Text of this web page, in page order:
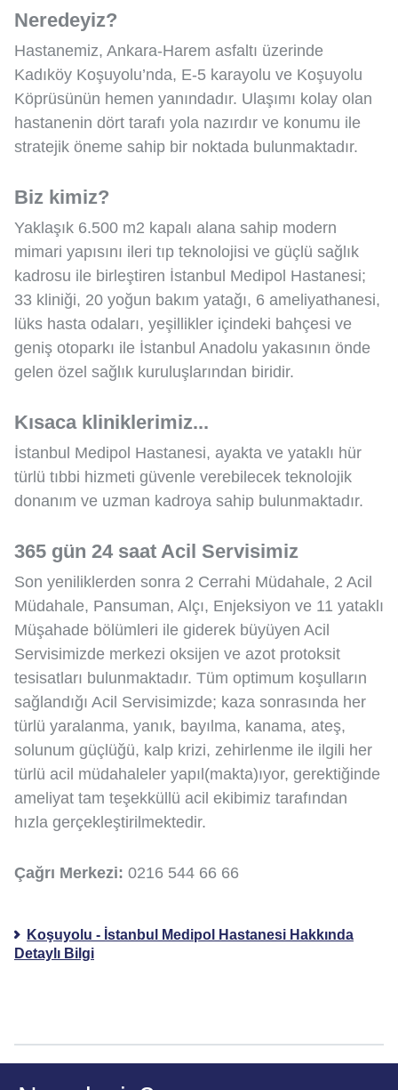
Neredeyiz?
Hastanemiz, Ankara-Harem asfaltı üzerinde
Kadıköy Koşuyolu’nda, E-5 karayolu ve Koşuyolu
Köprüsünün hemen yanındadır. Ulaşımı kolay olan
hastanenin dört tarafı yola nazırdır ve konumu ile
stratejik öneme sahip bir noktada bulunmaktadır.
Biz kimiz?
Yaklaşık 6.500 m2 kapalı alana sahip modern
mimari yapısını ileri tıp teknolojisi ve güçlü sağlık
kadrosu ile birleştiren İstanbul Medipol Hastanesi;
33 kliniği, 20 yoğun bakım yatağı, 6 ameliyathanesi,
lüks hasta odaları, yeşillikler içindeki bahçesi ve
geniş otoparkı ile İstanbul Anadolu yakasının önde
gelen özel sağlık kuruluşlarından biridir.
Kısaca kliniklerimiz...
İstanbul Medipol Hastanesi, ayakta ve yataklı hür
türlü tıbbi hizmeti güvenle verebilecek teknolojik
donanım ve uzman kadroya sahip bulunmaktadır.
365 gün 24 saat Acil Servisimiz
Son yeniliklerden sonra 2 Cerrahi Müdahale, 2 Acil
Müdahale, Pansuman, Alçı, Enjeksiyon ve 11 yataklı
Müşahade bölümleri ile giderek büyüyen Acil
Servisimizde merkezi oksijen ve azot protoksit
tesisatları bulunmaktadır. Tüm optimum koşulların
sağlandığı Acil Servisimizde; kaza sonrasında her
türlü yaralanma, yanık, bayılma, kanama, ateş,
solunum güçlüğü, kalp krizi, zehirlenme ile ilgili her
türlü acil müdahaleler yapıl(makta)ıyor, gerektiğinde
ameliyat tam teşekküllü acil ekibimiz tarafından
hızla gerçekleştirilmektedir.
Çağrı Merkezi: 0216 544 66 66
Koşuyolu - İstanbul Medipol Hastanesi Hakkında
Detaylı Bilgi